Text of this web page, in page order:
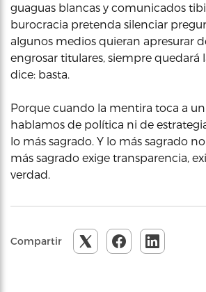
guaguas blancas y comunicados
burocracia pretenda silenciar
algunos medios quieran apresurar
engrosar titulares, siempre quedará
dice: basta.
Porque cuando la mentira toca a
hablamos de política ni de
lo más sagrado. Y lo más sagrado
más sagrado exige transparencia,
verdad.
Compartir